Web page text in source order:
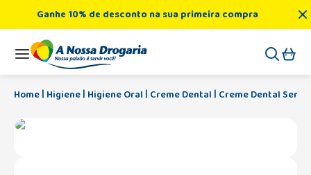
Ganhe 10% de desconto na sua primeira compra
Higiene Higiene Oral Creme Dental Creme Dental